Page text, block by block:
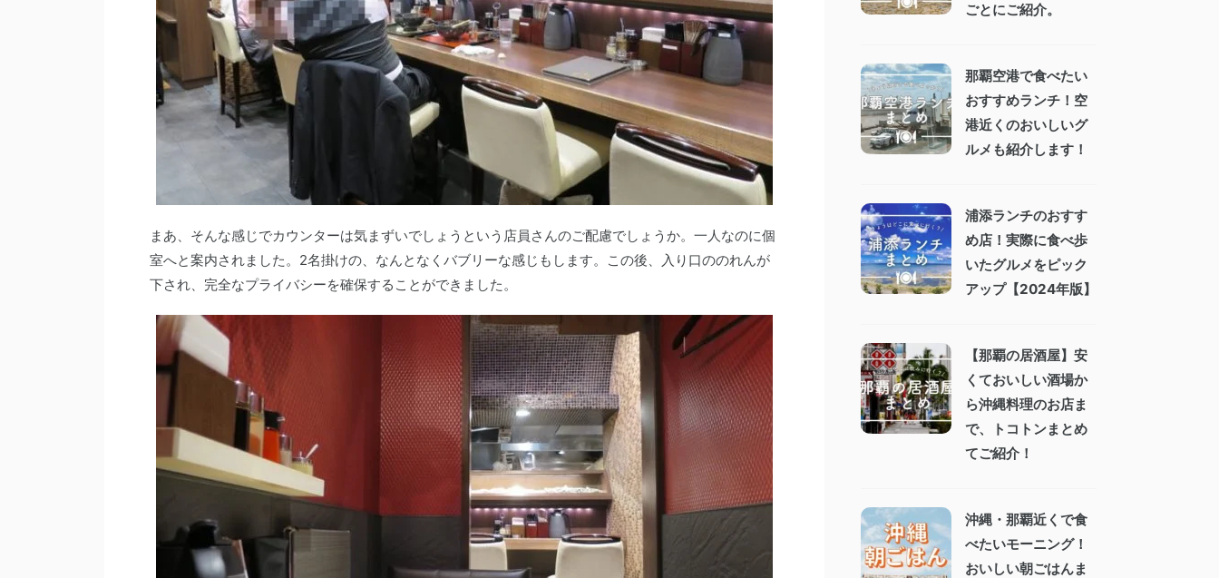
まあ、そんな感じでカウンターは気まずいでしょうという店員さんのご配慮でしょうか。一人なのに個
室へと案内されました。2名掛けの、なんとなくバブリーな感じもします。この後、入り口ののれんが
下され、完全なプライバシーを確保することができました。
ごとにご紹介。
那覇空港で食べたい
おすすめランチ！空
港近くのおいしいグ
ルメも紹介します！
浦添ランチのおすす
め店！実際に食べ歩
いたグルメをピック
アップ【2024年版】
【那覇の居酒屋】安
くておいしい酒場か
ら沖縄料理のお店ま
で、トコトンまとめ
てご紹介！
沖縄・那覇近くで食
べたいモーニング！
おいしい朝ごはんま